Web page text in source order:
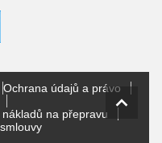
Ochrana údajů a právo
na přepravu